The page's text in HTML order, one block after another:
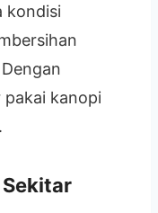
kondisi
kanopi